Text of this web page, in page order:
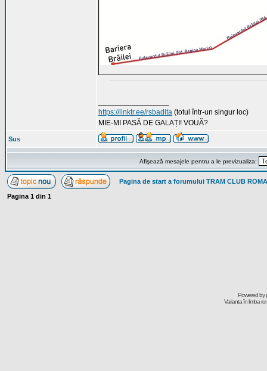
https://linktr.ee/rsbadita (totul într-un singur loc)
MIE-MI PASĂ DE GALAȚI! VOUĂ?
Sus
Afişează mesajele pentru a le previzualiza:
Pagina de start a forumului TRAM CLUB
Pagina 1 din 1
Powered by
Varianta în limba